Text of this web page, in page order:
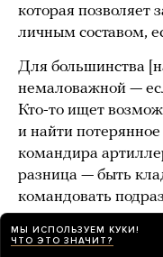
которая позволяет
личным составом,
Для большинства
немаловажной —
Кто-то ищет
и найти
командира
разница — быть
командовать
даже за них готовы
И поедут.
МЫ ИСПОЛЬЗУЕМ КУКИ!
ЧТО ЭТО ЗНАЧИТ?